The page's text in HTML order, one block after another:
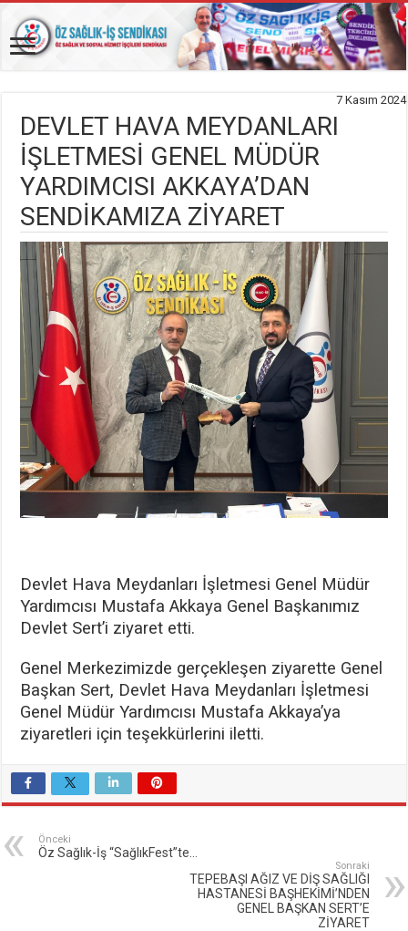
7 Kasım 2024
DEVLET HAVA MEYDANLARI
İŞLETMESİ GENEL MÜDÜR
YARDIMCISI AKKAYA’DAN
SENDİKAMIZA ZİYARET
Devlet Hava Meydanları İşletmesi Genel Müdür
Yardımcısı Mustafa Akkaya Genel Başkanımız
Devlet Sert’i ziyaret etti.
Genel Merkezimizde gerçekleşen ziyarette Genel
Başkan Sert, Devlet Hava Meydanları İşletmesi
Genel Müdür Yardımcısı Mustafa Akkaya’ya
ziyaretleri için teşekkürlerini iletti.
Önceki
Öz Sağlık-İş “SağlıkFest”te…
Sonraki
TEPEBAŞI AĞIZ VE DİŞ SAĞLIĞI
HASTANESİ BAŞHEKİMİ’NDEN
GENEL BAŞKAN SERT’E
ZİYARET